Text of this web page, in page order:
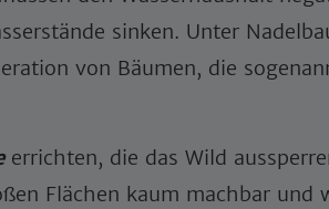
sinken. Unter
von Bäumen, die
errichten, die das Wild
Flächen kaum machbar und